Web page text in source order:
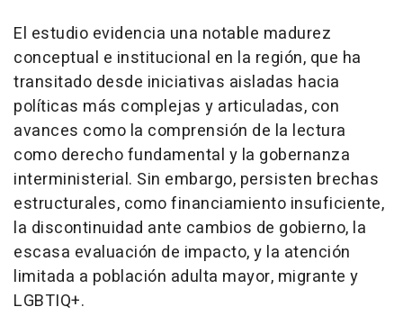
El estudio evidencia una notable madurez
conceptual e institucional en la región, que ha
transitado desde iniciativas aisladas hacia
políticas más complejas y articuladas, con
avances como la comprensión de la lectura
como derecho fundamental y la gobernanza
interministerial. Sin embargo, persisten brechas
estructurales, como financiamiento insuficiente,
la discontinuidad ante cambios de gobierno, la
escasa evaluación de impacto, y la atención
limitada a población adulta mayor, migrante y
LGBTIQ+.